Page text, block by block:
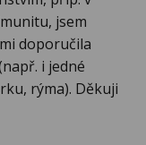
jsem
doporučila
i jedné
rýma). Děkuji